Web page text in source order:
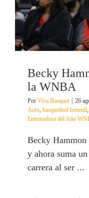
Becky
la WNBA
Por Viva Basquet | 26
Aces basquetbol femenil
Entrenadora del Año
Becky Hammon
y ahora suma
carrera al ser ...